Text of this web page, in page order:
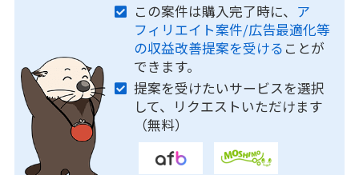
この案件は購入完了時に、 ア
フィリエイト案件/広告最適化等
の収益改善提案を受ける ことが
できます。
提案を受けたいサービスを選択
して、リクエストいただけます
（無料）